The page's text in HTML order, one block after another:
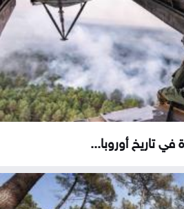
في تاريخ أوروبا...